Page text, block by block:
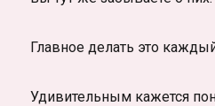
Главное делать это
Удивительным кажется